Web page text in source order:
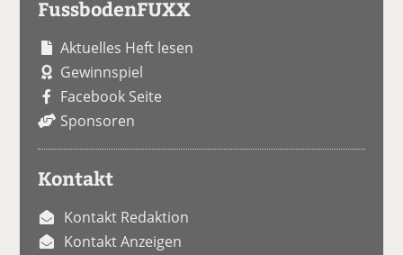
FussbodenFUXX
Aktuelles Heft lesen
Gewinnspiel
Facebook Seite
Sponsoren
Kontakt
Kontakt Redaktion
Kontakt Anzeigen